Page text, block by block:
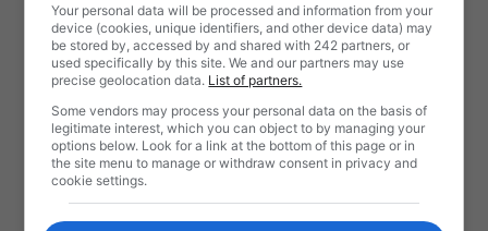
Your personal data will be processed and information from your
device (cookies, unique identifiers, and other device data) may
be stored by, accessed by and shared with 242 partners, or
used specifically by this site. We and our partners may use
precise geolocation data. List of partners.
Some vendors may process your personal data on the basis of
legitimate interest, which you can object to by managing your
options below. Look for a link at the bottom of this page or in
the site menu to manage or withdraw consent in privacy and
cookie settings.